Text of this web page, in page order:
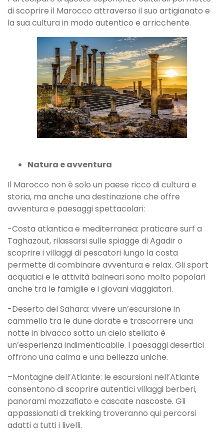
di scoprire il Marocco attraverso il suo artigianato e
la sua cultura in modo autentico e arricchente.
Natura e avventura
Il Marocco non è solo un paese ricco di cultura e
storia, ma anche una destinazione che offre
avventura e paesaggi spettacolari:
-Costa atlantica e mediterranea: praticare surf a
Taghazout, rilassarsi sulle spiagge di Agadir o
scoprire i villaggi di pescatori lungo la costa
permette di combinare avventura e relax. Gli sport
acquatici e le attività balneari sono molto popolari
anche tra le famiglie e i giovani viaggiatori.
-Deserto del Sahara: vivere un’escursione in
cammello tra le dune dorate e trascorrere una
notte in bivacco sotto un cielo stellato è
un’esperienza indimenticabile. I paesaggi desertici
offrono una calma e una bellezza uniche.
–Montagne dell’Atlante: le escursioni nell’Atlante
consentono di scoprire autentici villaggi berberi,
panorami mozzafiato e cascate nascoste. Gli
appassionati di trekking troveranno qui percorsi
adatti a tutti i livelli.